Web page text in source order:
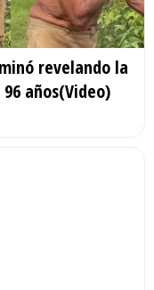
revelando la
años(Video)